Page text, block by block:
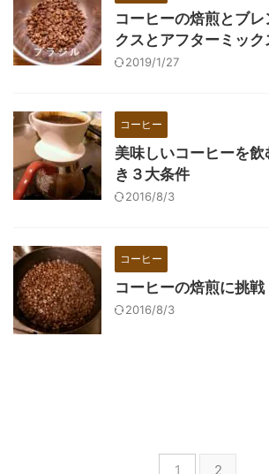
コーヒーの焙煎とブ
クスとアフターミック
2019/1/27
コーヒー
美味しいコーヒーを
き３大条件
2016/8/3
コーヒー
コーヒーの焙煎に挑戦
2016/8/3
1 2